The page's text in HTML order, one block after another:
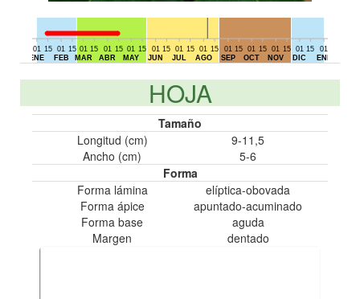
01
ENE
15
01
FEB
15 01
MAR
15
01
ABR
15 01
MAY
15
01
JUN
15
01
JUL
15
01
AGO
15
01
SEP
15
01
OCT
15
01
NOV
15 01
DIC
15
01
ENE
HOJA
Tamaño
Longitud (cm)
9-11,5
Ancho (cm)
5-6
Forma
Forma lámina
elíptica-obovada
Forma ápice
apuntado-acuminado
Forma base
aguda
Margen
dentado